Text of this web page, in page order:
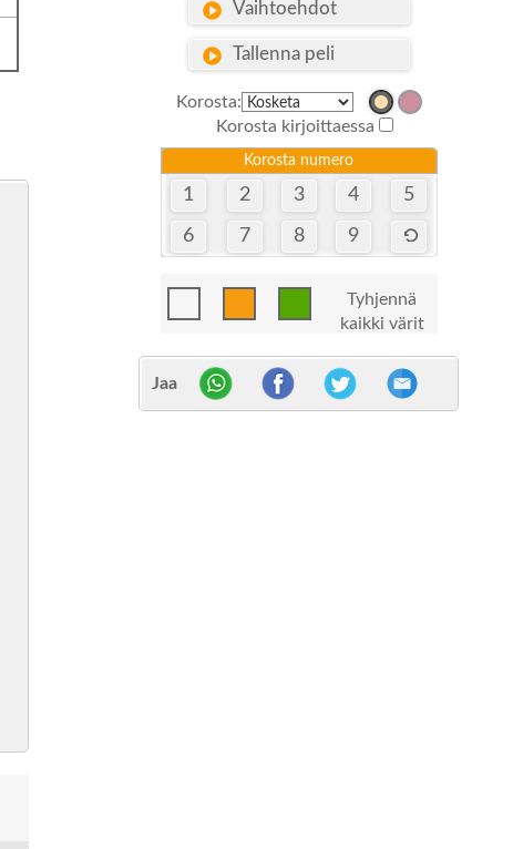
Vaihtoehdot
Tallenna peli
Korosta:
Korosta kirjoittaessa
Korosta numero
1 2 3 4 5
6 7 8 9
Tyhjennä
kaikki värit
Jaa